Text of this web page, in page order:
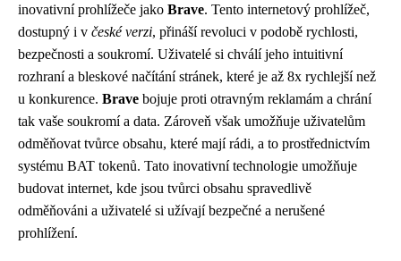
inovativní prohlížeče jako Brave. Tento internetový prohlížeč,
dostupný i v české verzi, přináší revoluci v podobě rychlosti,
bezpečnosti a soukromí. Uživatelé si chválí jeho intuitivní
rozhraní a bleskové načítání stránek, které je až 8x rychlejší než
u konkurence. Brave bojuje proti otravným reklamám a chrání
tak vaše soukromí a data. Zároveň však umožňuje uživatelům
odměňovat tvůrce obsahu, které mají rádi, a to prostřednictvím
systému BAT tokenů. Tato inovativní technologie umožňuje
budovat internet, kde jsou tvůrci obsahu spravedlivě
odměňováni a uživatelé si užívají bezpečné a nerušené
prohlížení.